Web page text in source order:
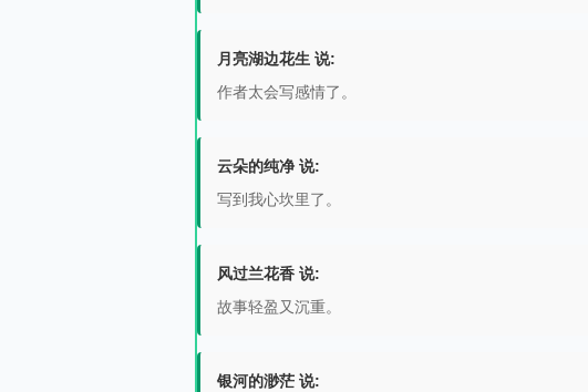
月亮湖边花生 说:
作者太会写感情了。
云朵的纯净 说:
写到我心坎里了。
风过兰花香 说:
故事轻盈又沉重。
银河的渺茫 说: